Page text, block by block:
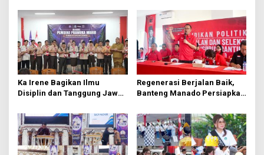
Ka Irene Bagikan Ilmu
Disiplin dan Tanggung Jawab
Manado
Regenerasi Berjalan Baik,
Banteng Manado Persiapkan
Rumput